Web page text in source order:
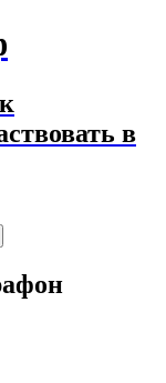
в